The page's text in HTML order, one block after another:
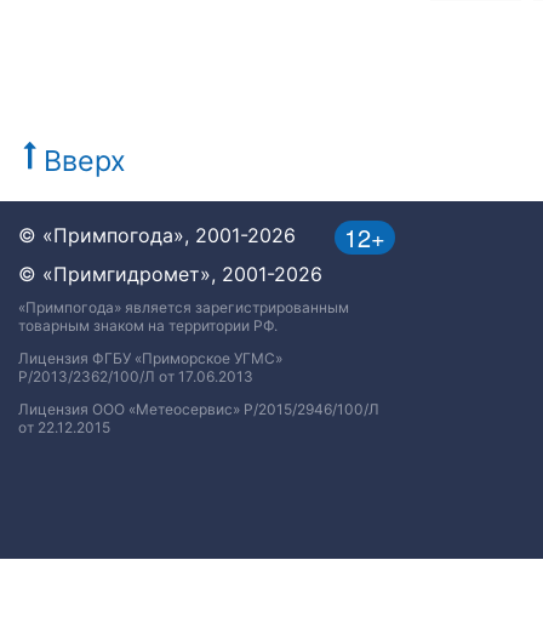
Вверх
12+
© «Примпогода», 2001-2026
© «Примгидромет», 2001-2026
«Примпогода» является зарегистрированным
товарным знаком на территории РФ.
Лицензия ФГБУ «Приморское УГМС»
Р/2013/2362/100/Л от 17.06.2013
Лицензия ООО «Метеосервис» Р/2015/2946/100/Л
от 22.12.2015